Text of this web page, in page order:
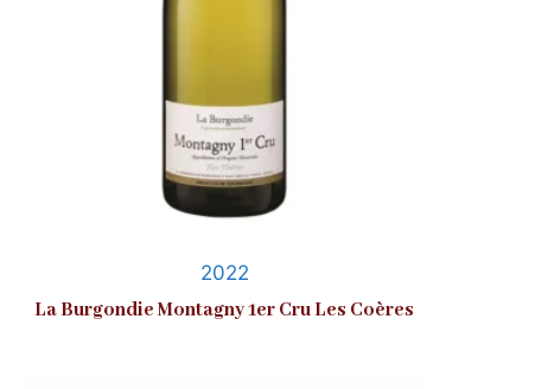
2022
La Burgondie Montagny 1er Cru Les Coères